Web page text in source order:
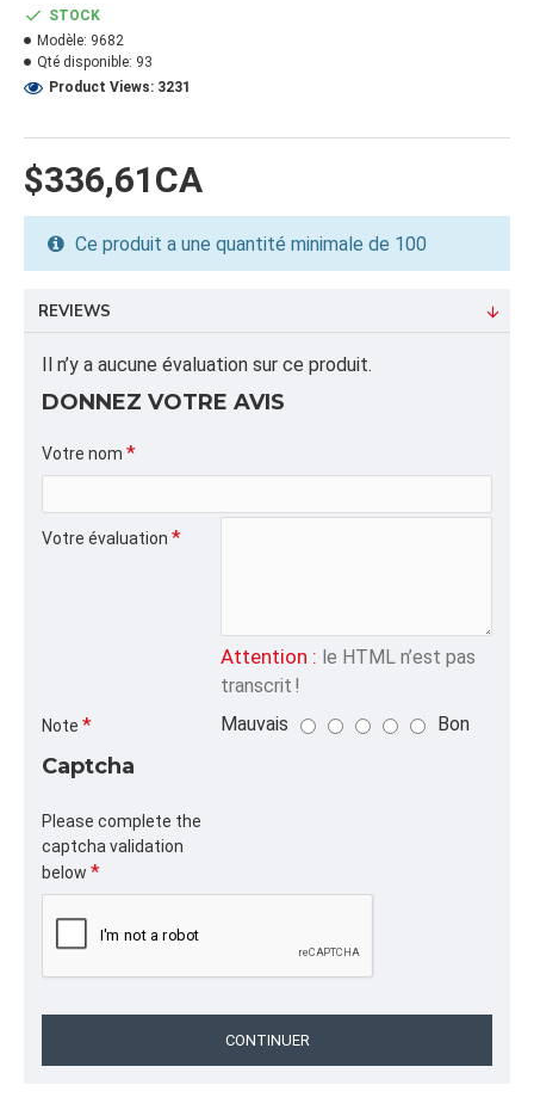
FORMAT DU PRODUIT
Quantité par emballage: 1000.00
Poids: 995.01
Volume cubique: 31.11 pieds cubes
Quantité par palette: 2000.00
ALPHA
VJUTE,60",
Lattes de Jute
$336,61CA
STOCK
Modèle: 9682
Qté disponible: 93
Product Views: 3231
Ce produit a une quantité minimale de 100
REVIEWS
Il n’y a aucune évaluation sur ce produit.
DONNEZ VOTRE AVIS
Votre nom
Votre évaluation
Attention : le HTML n’est pas
transcrit !
Note Mauvais Bon
Captcha
Please complete the
captcha validation
below
CONTINUER